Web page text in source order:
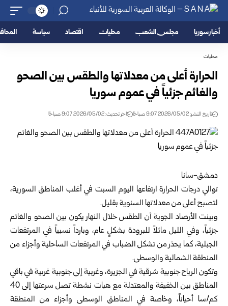
أخبار سوريا مجلس الشعب محليات اقتصاد سياسة
محليات
الحرارة أعلى من معدلاتها والطقس بين الصحو
والغائم جزئياً في عموم سوريا
تاريخ النشر: 2026/05/02 9:07 صباحًا اخر تحديث: 2026/05/02 9:07 صباحًا
دمشق-سانا
توالي درجات الحرارة ارتفاعها اليوم السبت في أغلب المناطق السورية،
لتصبح أعلى من معدلاتها السنوية بقليل.
وبينت الأرصاد الجوية أن الطقس خلال النهار يكون بين الصحو والغائم
جزئياً، وفي الليل مائلاً للبرودة بشكلٍ عام، وبارداً نسبياً في المرتفعات
الجبلية، كما يحذر من تشكل الضباب في المرتفعات الساحلية وأجزاء من
المنطقة الشمالية والوسطى.
وتكون الرياح جنوبية شرقية في الجزيرة، وغربية إلى جنوبية غربية في باقي
المناطق بين الخفيفة والمعتدلة مع هبات نشطة تصل سرعتها إلى 40
كم/سا أحياناً، وخاصة في المناطق الوسطى وأجزاء من المنطقة